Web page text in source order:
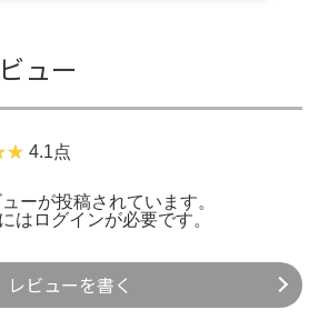
ュー
4.1点
ーが投稿されています。
は ログインが必要です。
レビューを書く